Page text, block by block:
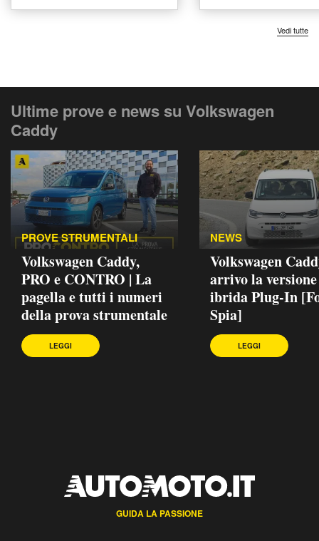
Vedi tutte
Ultime prove e news su Volkswagen
Caddy
PROVE STRUMENTALI
Volkswagen Caddy,
PRO e CONTRO | La
pagella e tutti i numeri
della prova strumentale
LEGGI
NEWS
Volkswagen
arrivo la versione
ibrida Plug-In
Spia]
LEGGI
GUIDA LA PASSIONE